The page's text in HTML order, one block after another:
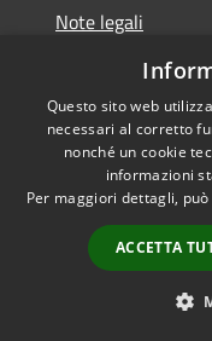
Note legali
Dichiarazione di
Accessibilità
Questo sito web
necessari al corretto
nonché un cookie
informazioni
Per maggiori dettagli,
ACCETTA